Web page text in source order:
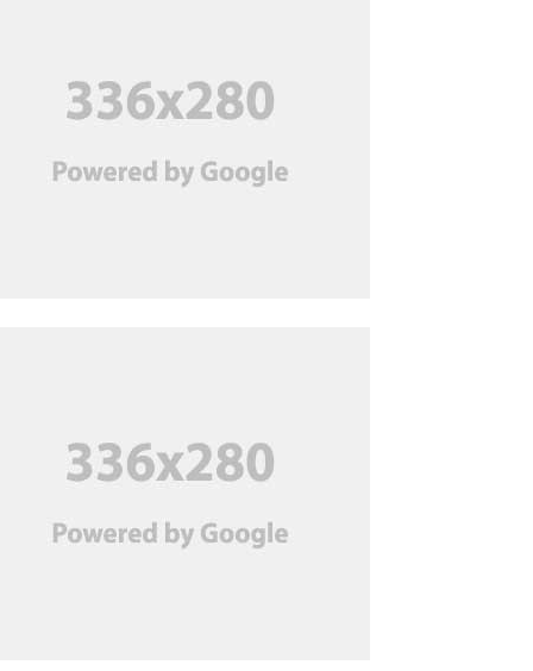
হাসিনার বাংলাদেশে ফেরা উচিত:
তসলিমা নাসরিন
মালয়েশিয়ায় সহকর্মীদের
জুলাই মাসে পণ্য রপ্তানি বেড়েছে;
ঘুরে দাঁড়িয়েছে তৈরি পোশাক খাত